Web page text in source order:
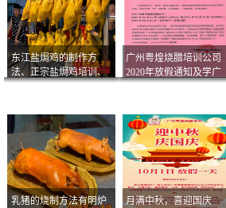
东江盐焗鸡的制作方
法、正宗盐焗鸡培训、
广州粤煌烧腊培训公司
2020年放假通知及学广
乳猪的烧制方法有明炉
月满中秋，喜迎国庆